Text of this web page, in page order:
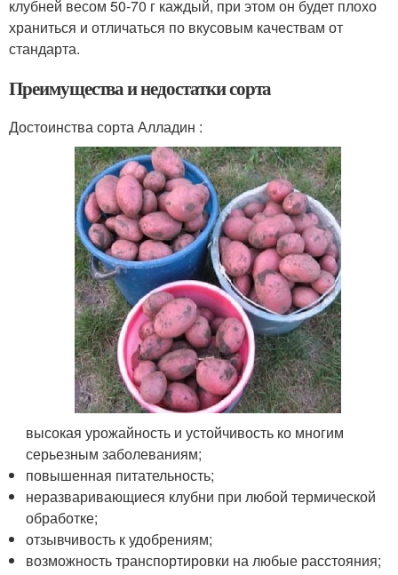
клубней весом 50-70 г каждый, при этом он будет плохо
храниться и отличаться по вкусовым качествам от
стандарта.
Преимущества и недостатки сорта
Достоинства сорта Алладин :
высокая урожайность и устойчивость ко многим
серьезным заболеваниям;
повышенная питательность;
неразваривающиеся клубни при любой термической
обработке;
отзывчивость к удобрениям;
возможность транспортировки на любые расстояния;